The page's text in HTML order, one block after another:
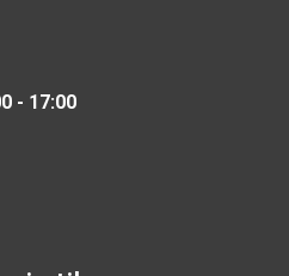
- 17:00